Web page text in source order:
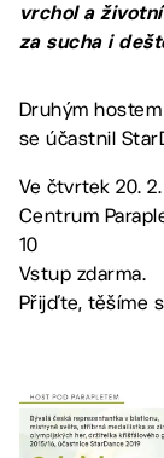
vrchol a
za sucha i
Druhým
se účastnil
Ve čtvrtek 20.
Centrum
10
Vstup zdarma.
Přijďte, těšíme